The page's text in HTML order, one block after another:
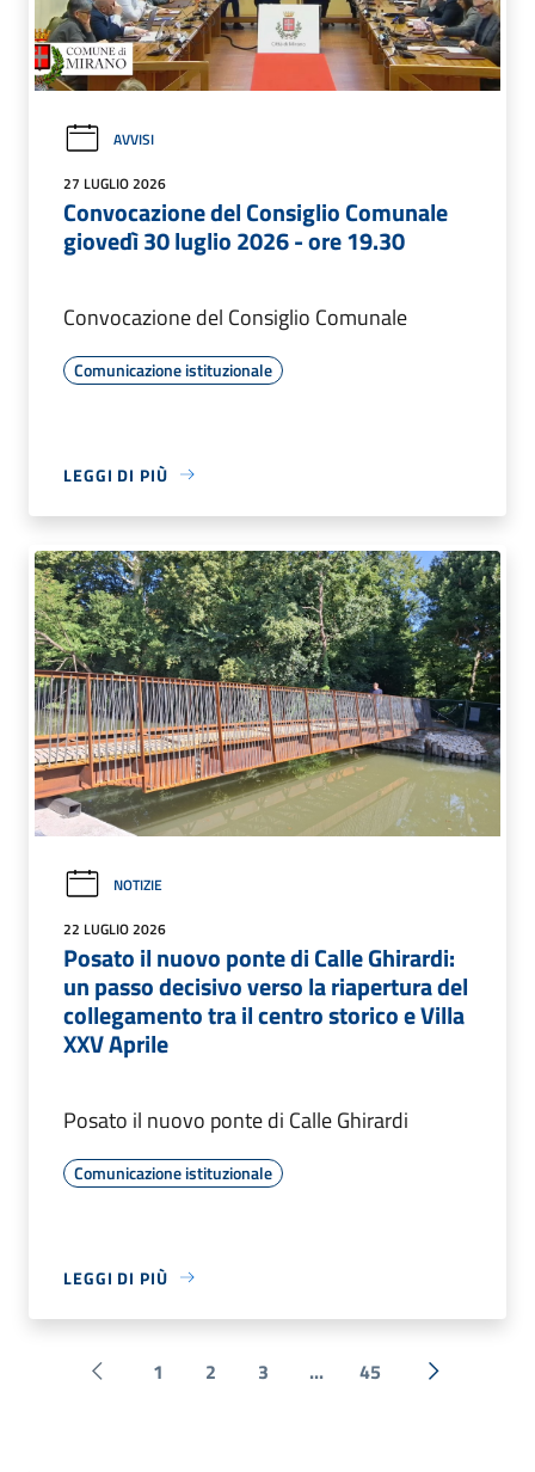
AVVISI
27 LUGLIO 2026
Convocazione del Consiglio Comunale
giovedì 30 luglio 2026 - ore 19.30
Convocazione del Consiglio Comunale
Comunicazione istituzionale
LEGGI DI PIÙ
NOTIZIE
22 LUGLIO 2026
Posato il nuovo ponte di Calle Ghirardi:
un passo decisivo verso la riapertura del
collegamento tra il centro storico e Villa
XXV Aprile
Posato il nuovo ponte di Calle Ghirardi
Comunicazione istituzionale
LEGGI DI PIÙ
Pagina precedente
1 2 3 ... 45 Successiva